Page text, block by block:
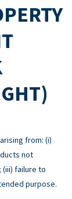
from: (i)
not
failure to
purpose.